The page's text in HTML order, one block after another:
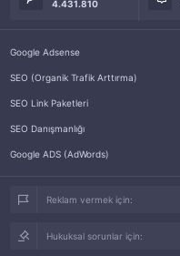
4.431.810
Google Adsense
SEO (Organik Trafik Arttırma)
SEO Link Paketleri
SEO Danışmanlığı
Google ADS (AdWords)
Reklam vermek için:
Hukuksal sorunlar için: